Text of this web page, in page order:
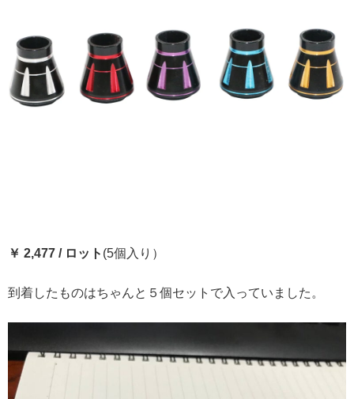
￥ 2,477 / ロット (5個入り）
到着したものはちゃんと５個セットで入っていました。